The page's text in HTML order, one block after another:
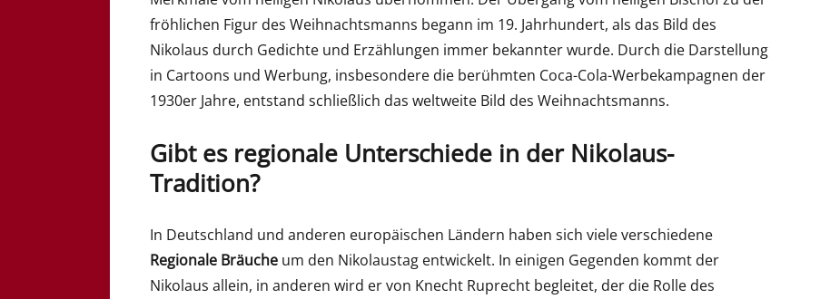
fröhlichen Figur des Weihnachtsmanns begann im 19. Jahrhundert, als das Bild des
Nikolaus durch Gedichte und Erzählungen immer bekannter wurde. Durch die Darstellung
in Cartoons und Werbung, insbesondere die berühmten Coca-Cola-Werbekampagnen der
1930er Jahre, entstand schließlich das weltweite Bild des Weihnachtsmanns.
Gibt es regionale Unterschiede in der Nikolaus-
Tradition?
In Deutschland und anderen europäischen Ländern haben sich viele verschiedene
Regionale Bräuche um den Nikolaustag entwickelt. In einigen Gegenden kommt der
Nikolaus allein, in anderen wird er von Knecht Ruprecht begleitet, der die Rolle des